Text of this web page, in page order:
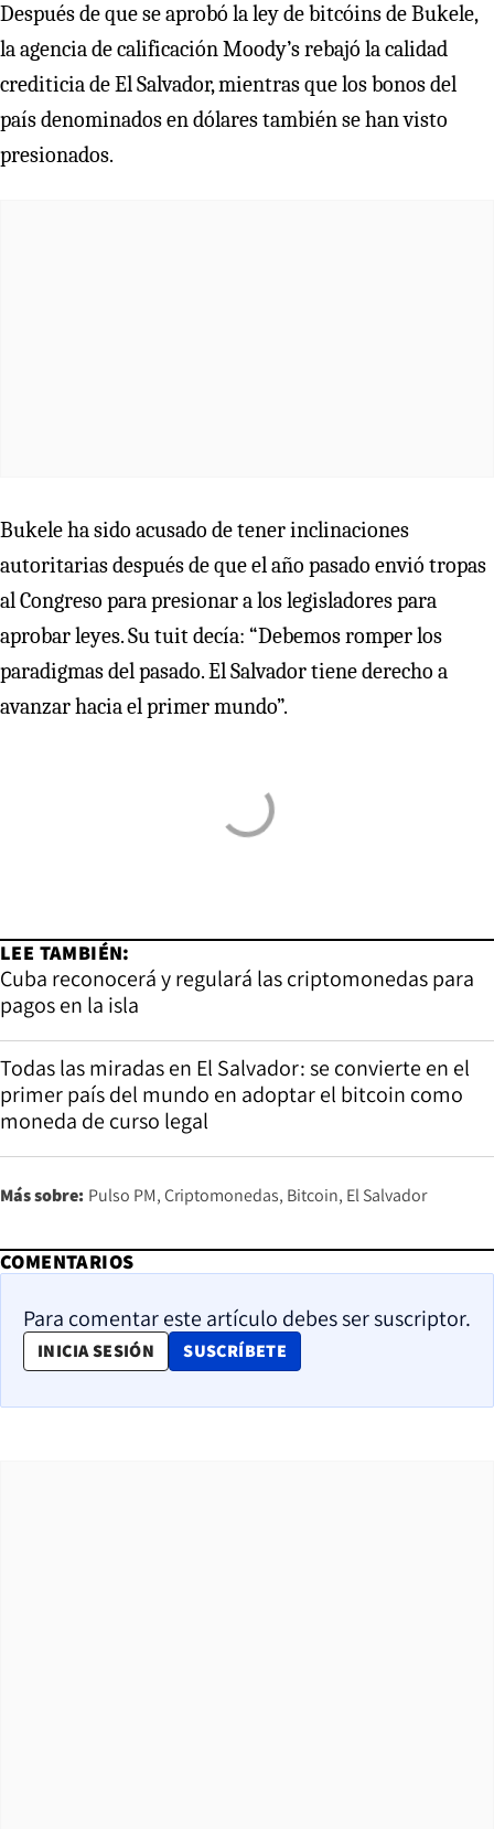
Después de que se aprobó la ley de bitcóins de Bukele,
la agencia de calificación Moody’s rebajó la calidad
crediticia de El Salvador, mientras que los bonos del
país denominados en dólares también se han visto
presionados.
Bukele ha sido acusado de tener inclinaciones
autoritarias después de que el año pasado envió tropas
al Congreso para presionar a los legisladores para
aprobar leyes. Su tuit decía: “Debemos romper los
paradigmas del pasado. El Salvador tiene derecho a
avanzar hacia el primer mundo”.
LEE TAMBIÉN:
Cuba reconocerá y regulará las criptomonedas para
pagos en la isla
Todas las miradas en El Salvador: se convierte en el
primer país del mundo en adoptar el bitcoin como
moneda de curso legal
Más sobre: Pulso PM Criptomonedas Bitcoin El Salvador
COMENTARIOS
Para comentar este artículo debes ser suscriptor.
INICIA SESIÓN SUSCRÍBETE
OPENS IN NEW WINDOW